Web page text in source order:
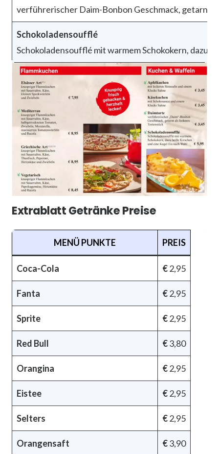
verführerischer Daim-Bonbon Geschmack, getarnt
Schokoladensoufflé
Schokoladensoufflé mit warmem Schokokern, dazu
Extrablatt Getränke Preise
MENÜ PUNKTE PREIS
Coca-Cola €2,95
Fanta €2,95
Sprite €2,95
Red Bull €3,80
Orangina €2,95
Eistee €2,95
Selters €2,95
Orangensaft €3,90